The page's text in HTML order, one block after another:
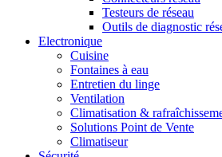
Testeurs de réseau
Outils de diagnostic
Electronique
Cuisine
Fontaines à eau
Entretien du linge
Ventilation
Climatisation &
Solutions Point de Vente
Climatiseur